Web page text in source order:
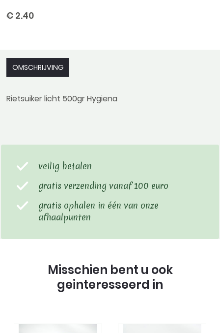
€ 2.40
OMSCHRIJVING
Rietsuiker licht 500gr Hygiena
veilig betalen
gratis verzending vanaf 100 euro
gratis ophalen in één van onze
afhaalpunten
Misschien bent u ook
geinteresseerd in